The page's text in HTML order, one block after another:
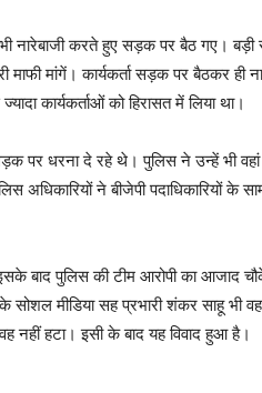
नारेबाजी करते हुए सड़क पर बैठ गए। बड़ी
मांगें। कार्यकर्ता सड़क पर बैठकर ही
कार्यकर्ताओं को हिरासत में लिया था।
पर धरना दे रहे थे। पुलिस ने उन्हें भी
अधिकारियों ने बीजेपी पदाधिकारियों के
बाद पुलिस की टीम आरोपी का आजाद
सोशल मीडिया सह प्रभारी शंकर साहू भी
नहीं हटा। इसी के बाद यह विवाद हुआ है।